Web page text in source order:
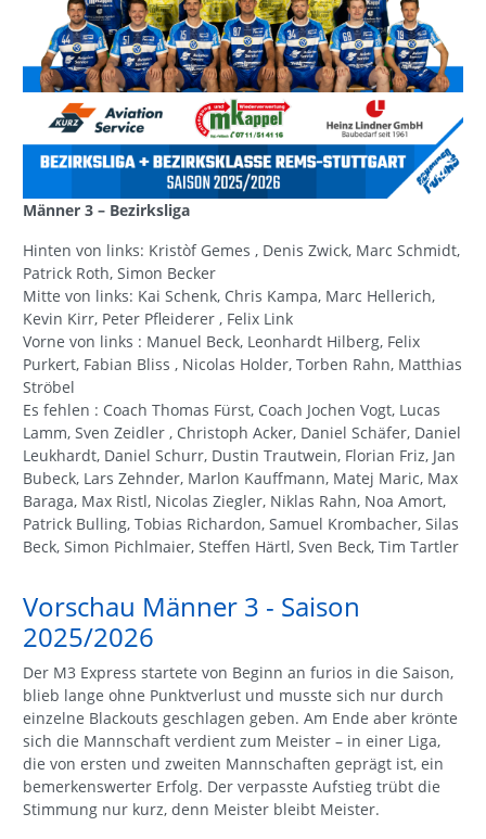
Männer 3 – Bezirksliga
Hinten von links: Kristòf Gemes , Denis Zwick, Marc Schmidt,
Patrick Roth, Simon Becker
Mitte von links: Kai Schenk, Chris Kampa, Marc Hellerich,
Kevin Kirr, Peter Pfleiderer , Felix Link
Vorne von links : Manuel Beck, Leonhardt Hilberg, Felix
Purkert, Fabian Bliss , Nicolas Holder, Torben Rahn, Matthias
Ströbel
Es fehlen : Coach Thomas Fürst, Coach Jochen Vogt, Lucas
Lamm, Sven Zeidler , Christoph Acker, Daniel Schäfer, Daniel
Leukhardt, Daniel Schurr, Dustin Trautwein, Florian Friz, Jan
Bubeck, Lars Zehnder, Marlon Kauffmann, Matej Maric, Max
Baraga, Max Ristl, Nicolas Ziegler, Niklas Rahn, Noa Amort,
Patrick Bulling, Tobias Richardon, Samuel Krombacher, Silas
Beck, Simon Pichlmaier, Steffen Härtl, Sven Beck, Tim Tartler
Vorschau Männer 3 - Saison
2025/2026
Der M3 Express startete von Beginn an furios in die Saison,
blieb lange ohne Punktverlust und musste sich nur durch
einzelne Blackouts geschlagen geben. Am Ende aber krönte
sich die Mannschaft verdient zum Meister – in einer Liga,
die von ersten und zweiten Mannschaften geprägt ist, ein
bemerkenswerter Erfolg. Der verpasste Aufstieg trübt die
Stimmung nur kurz, denn Meister bleibt Meister.